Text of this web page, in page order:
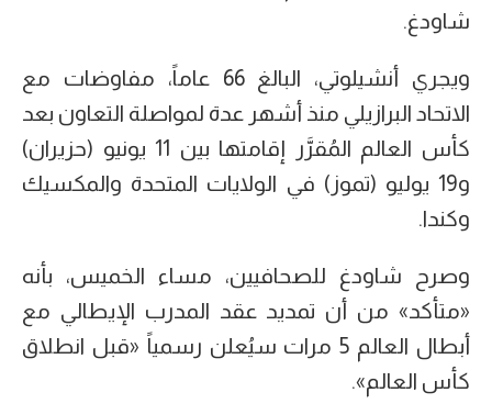
شاودغ.
ويجري أنشيلوتي، البالغ 66 عاماً، مفاوضات مع
الاتحاد البرازيلي منذ أشهر عدة لمواصلة التعاون بعد
كأس العالم المُقرَّر إقامتها بين 11 يونيو (حزيران)
و19 يوليو (تموز) في الولايات المتحدة والمكسيك
وكندا.
وصرح شاودغ للصحافيين، مساء الخميس، بأنه
«متأكد» من أن تمديد عقد المدرب الإيطالي مع
أبطال العالم 5 مرات سيُعلن رسمياً «قبل انطلاق
كأس العالم».